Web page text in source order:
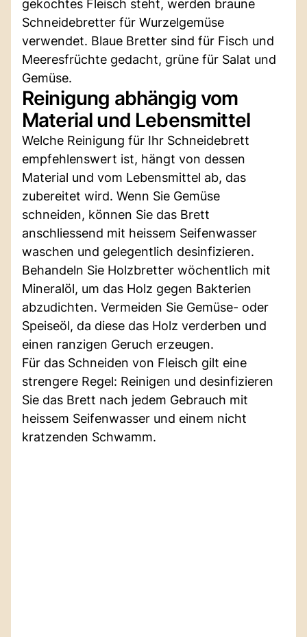
gekochtes Fleisch steht, werden braune
Schneidebretter für Wurzelgemüse
verwendet. Blaue Bretter sind für Fisch und
Meeresfrüchte gedacht, grüne für Salat und
Gemüse.
Reinigung abhängig vom
Material und Lebensmittel
Welche Reinigung für Ihr Schneidebrett
empfehlenswert ist, hängt von dessen
Material und vom Lebensmittel ab, das
zubereitet wird. Wenn Sie Gemüse
schneiden, können Sie das Brett
anschliessend mit heissem Seifenwasser
waschen und gelegentlich desinfizieren.
Behandeln Sie Holzbretter wöchentlich mit
Mineralöl, um das Holz gegen Bakterien
abzudichten. Vermeiden Sie Gemüse- oder
Speiseöl, da diese das Holz verderben und
einen ranzigen Geruch erzeugen.
Für das Schneiden von Fleisch gilt eine
strengere Regel: Reinigen und desinfizieren
Sie das Brett nach jedem Gebrauch mit
heissem Seifenwasser und einem nicht
kratzenden Schwamm.